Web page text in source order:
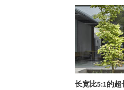
长宽比5:1的超